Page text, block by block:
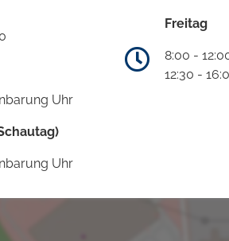
Uhr
Uhr
Freitag
8:00 -
12:30 -